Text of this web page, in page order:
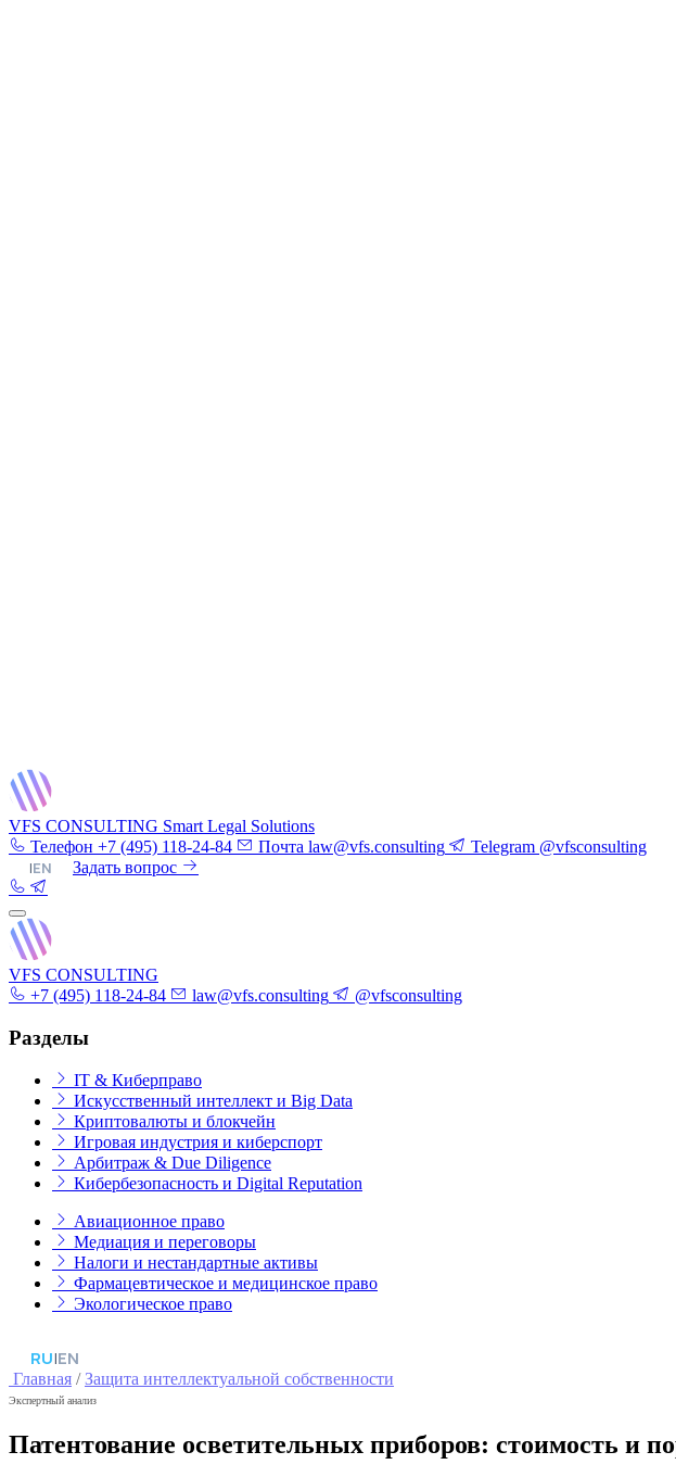
VFS CONSULTING Smart Legal Solutions
Телефон +7 (495) 118-24-84 Почта law@vfs.consulting Telegram @vfsconsulting
|EN Задать вопрос
VFS CONSULTING
+7 (495) 118-24-84
law@vfs.consulting @vfsconsulting
Разделы
IT & Киберправо
Искусственный интеллект и Big Data
Криптовалюты и блокчейн
Игровая индустрия и киберспорт
Арбитраж & Due Diligence
Кибербезопасность и Digital Reputation
Авиационное право
Медиация и переговоры
Налоги и нестандартные активы
Фармацевтическое и медицинское право
Экологическое право
RU|EN
Главная /Защита интеллектуальной собственности
Экспертный анализ
Патентование осветительных приборов: стоимость и